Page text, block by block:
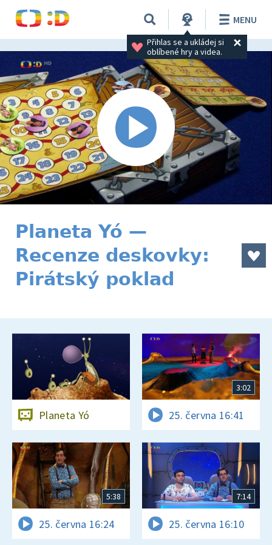
Přihlas se a ukládej si
oblíbené hry a videa.
MENU
Planeta Yó —
Recenze deskovky:
Pirátský poklad
Planeta Yó
3:02
25. června 16:41
5:38
25. června 16:24
7:14
25. června 16:10